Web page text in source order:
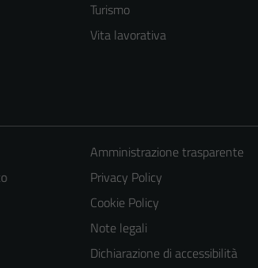
Turismo
Vita lavorativa
Amministrazione trasparente
Privacy Policy
Cookie Policy
Note legali
Dichiarazione di accessibilità
Tecnici
Questi cookie
sono necessari